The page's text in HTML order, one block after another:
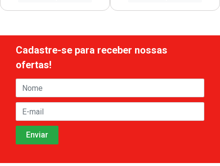
Cadastre-se para receber nossas
ofertas!